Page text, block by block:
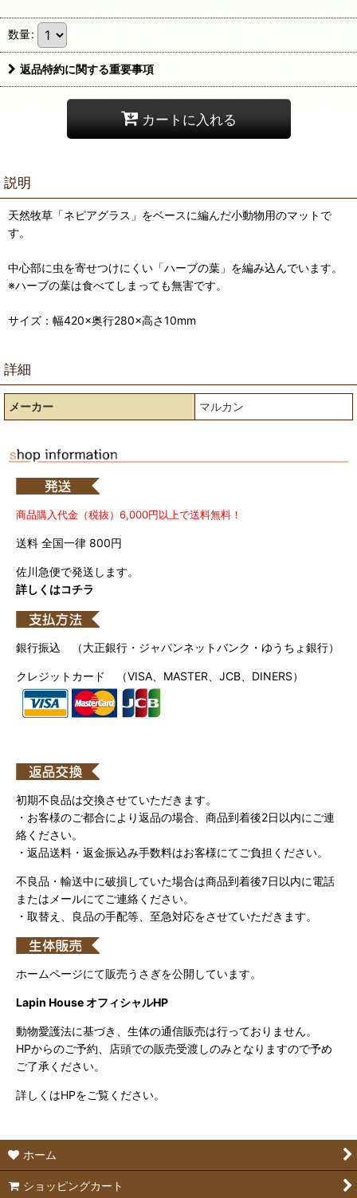
数量:
返品特約に関する重要事項
カートに入れる
説明
天然牧草「ネピアグラス」をベースに編んだ小動物用のマットで
す。
中心部に虫を寄せつけにくい「ハーブの葉」を編み込んでいます。
※ハーブの葉は食べてしまっても無害です。
サイズ：幅420×奥行280×高さ10mm
詳細
メーカー マルカン
商品購入代金（税抜）6,000円以上で送料無料！
送料 全国一律 800円
佐川急便で発送します。
詳しくはコチラ
銀行振込 （大正銀行・ジャパンネットバンク・ゆうちょ銀行）
クレジットカード （VISA、MASTER、JCB、DINERS）
初期不良品は交換させていただきます。
・お客様のご都合により返品の場合、商品到着後2日以内にご連
絡ください。
・返品送料・返金振込み手数料はお客様にてご負担ください。
不良品・輸送中に破損していた場合は商品到着後7日以内に電話
またはメールにてご連絡ください。
・取替え、良品の手配等、至急対応をさせていただきます。
ホームページにて販売うさぎを公開しています。
Lapin House オフィシャルHP
動物愛護法に基づき、生体の通信販売は行っておりません。
HPからのご予約、店頭での販売受渡しのみとなりますので予め
ご了承ください。
詳しくはHPをご覧ください。
ホーム
ショッピングカート